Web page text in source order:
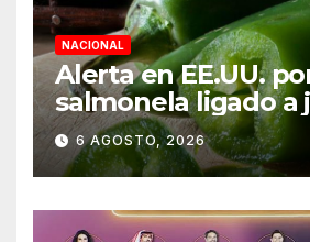
NACIONAL
Alerta en EE.UU.
salmonela ligado a
mexicanos;
casos
6 AGOSTO, 2026